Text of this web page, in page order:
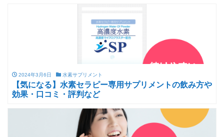
2024年3月6日 水素サプリメント
【気になる】水素セラピー専用サプリメントの飲み方や
効果・口コミ・評判など